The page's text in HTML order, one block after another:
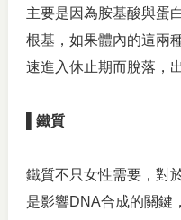
主要是因為胺基酸與蛋
根基，如果體內的這兩
速進入休止期而脫落，
▌鐵質
鐵質不只女性需要，對
是影響DNA合成的關鍵